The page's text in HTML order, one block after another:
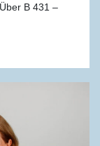
B 431 –